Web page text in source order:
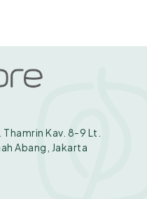
Thamrin Kav. 8-9 Lt.
Abang, Jakarta